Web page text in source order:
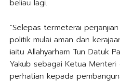
beliau lagi.
“Selepas termeterai
politik mulai aman dan
iaitu Allahyarham Tun Datuk
Yakub sebagai Ketua
perhatian kepada